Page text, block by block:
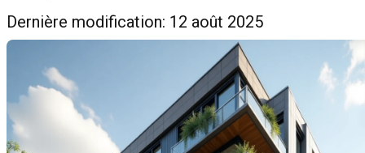
Dernière modification: 12 août 2025